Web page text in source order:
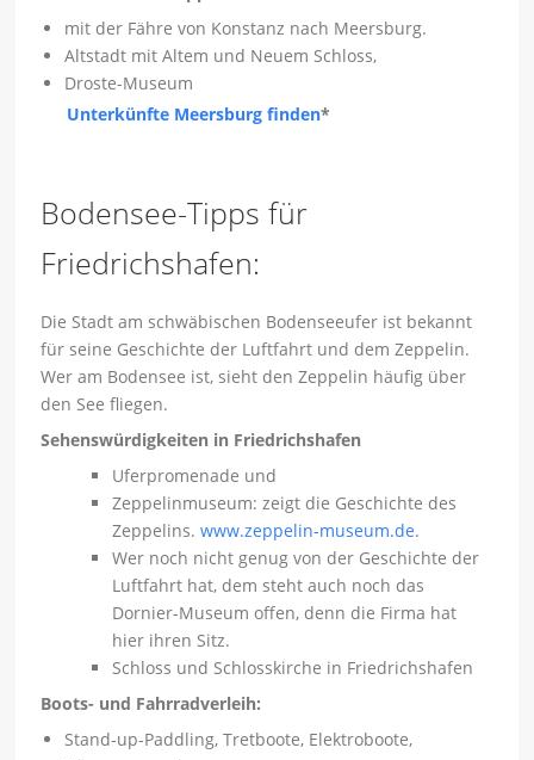
mit der Fähre von Konstanz nach Meersburg.
Altstadt mit Altem und Neuem Schloss,
Droste-Museum
Unterkünfte Meersburg finden*
Bodensee-Tipps für
Friedrichshafen:
Die Stadt am schwäbischen Bodenseeufer ist bekannt
für seine Geschichte der Luftfahrt und dem Zeppelin.
Wer am Bodensee ist, sieht den Zeppelin häufig über
den See fliegen.
Sehenswürdigkeiten in Friedrichshafen
Uferpromenade und
Zeppelinmuseum: zeigt die Geschichte des
Zeppelins.www.zeppelin-museum.de.
Wer noch nicht genug von der Geschichte der
Luftfahrt hat, dem steht auch noch das
Dornier-Museum offen, denn die Firma hat
hier ihren Sitz.
Schloss und Schlosskirche in Friedrichshafen
Boots- und Fahrradverleih:
Stand-up-Paddling, Tretboote, Elektroboote,